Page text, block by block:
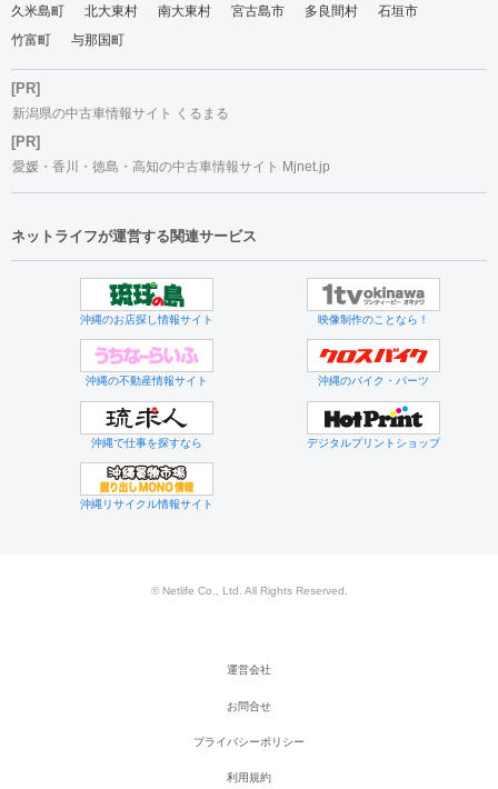
久米島町
北大東村 南大東村 宮古島市 多良間村
石垣市
竹富町
与那国町
[PR]
新潟県の中古車情報サイト くるまる
[PR]
愛媛・香川・徳島・高知の中古車情報サイト Mjnet.jp
ネットライフが運営する関連サービス
沖縄のお店探し情報サイト 映像制作のことなら！
沖縄の不動産情報サイト 沖縄のバイク・パーツ
沖縄で仕事を探すなら デジタルプリントショップ
沖縄リサイクル情報サイト
© Netlife Co., Ltd. All Rights Reserved.
運営会社
お問合せ
プライバシーポリシー
利用規約